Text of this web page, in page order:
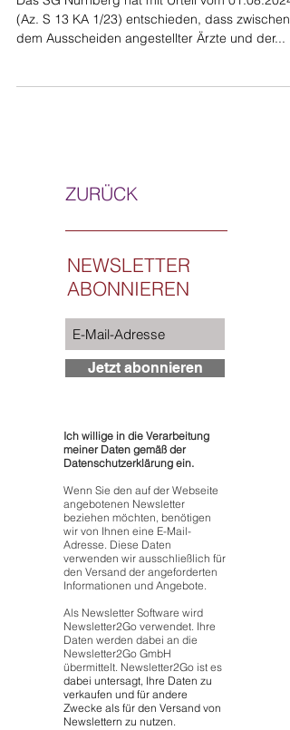
(Az. S 13 KA 1/23) entschieden, dass zwischen
dem Ausscheiden angestellter Ärzte und der...
ZURÜCK
NEWSLETTER
ABONNIEREN
Jetzt abonnieren
Ich willige in die Verarbeitung
meiner Daten gemäß der
Datenschutzerklärung ein.
Wenn Sie den auf der Webseite
angebotenen Newsletter
beziehen möchten, benötigen
wir von Ihnen eine E-Mail-
Adresse. Diese Daten
verwenden wir ausschließlich für
den Versand der angeforderten
Informationen und Angebote.
Als Newsletter Software wird
Newsletter2Go verwendet. Ihre
Daten werden dabei an die
Newsletter2Go GmbH
übermittelt. Newsletter2Go ist es
dabei untersagt, Ihre Daten zu
verkaufen und für andere
Zwecke als für den Versand von
Newslettern zu nutzen.